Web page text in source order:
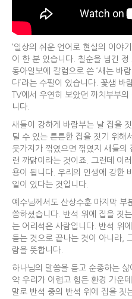
‘일상의 쉬운 언어로 현실의 이야
이 한 분 있습니다. 칠순을 넘긴
동아일보에 칼럼으로 쓴 ‘새는 바
다’라는 수필이 있습니다. 꽃샘 바
TV에서 우연히 보았던 까치부부
니다.
새들이 강하게 바람부는 날 집을
딜 수 있는 튼튼한 집을 짓기 위해
뭇가지가 꺾였으면 꺾였지 새들의
런 까닭이라는 것이죠. 그런데 이
용이 됩니다. 우리의 인생에 강한
일이 있다는 것입니다.
예수님께서도 산상수훈 마지막 부
씀하셨습니다. 반석 위에 집을 짓
는 어리석은 사람입니다. 반석 위
듣는 것으로 끝나는 것이 아니라,
람을 뜻합니다.
하나님의 말씀을 듣고 순종하는
약 우리가 어렵고 힘든 환경 가운
말로 반석 중의 반석 위에 집을 짓